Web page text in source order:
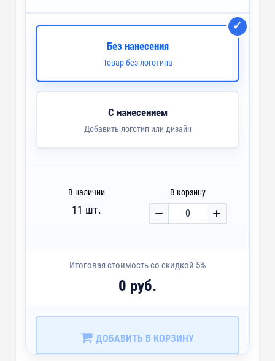
Без нанесения
Товар без логотипа
С нанесением
Добавить логотип или дизайн
В наличии В корзину
11 шт.
Итоговая стоимость со скидкой 5%
0 руб.
ДОБАВИТЬ В КОРЗИНУ